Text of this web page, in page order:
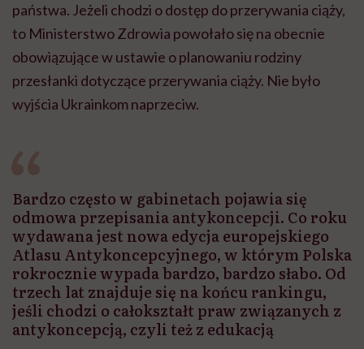
państwa. Jeżeli chodzi o dostęp do przerywania ciąży,
to Ministerstwo Zdrowia powołało się na obecnie
obowiązujące w ustawie o planowaniu rodziny
przesłanki dotyczące przerywania ciąży. Nie było
wyjścia Ukrainkom naprzeciw.
Bardzo często w gabinetach pojawia się
odmowa przepisania antykoncepcji. Co roku
wydawana jest nowa edycja europejskiego
Atlasu Antykoncepcyjnego, w którym Polska
rokrocznie wypada bardzo, bardzo słabo. Od
trzech lat znajduje się na końcu rankingu,
jeśli chodzi o całokształt praw związanych z
antykoncepcją, czyli też z edukacją